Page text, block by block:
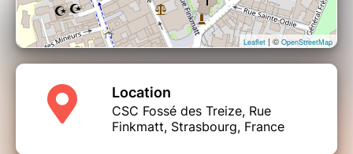
Leaflet | © OpenStreetMap
Location
CSC Fossé des Treize, Rue
Finkmatt, Strasbourg, France